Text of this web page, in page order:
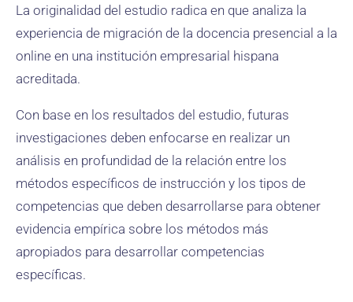
La originalidad del estudio radica en que analiza la
experiencia de migración de la docencia presencial a la
online en una institución empresarial hispana
acreditada.
Con base en los resultados del estudio, futuras
investigaciones deben enfocarse en realizar un
análisis en profundidad de la relación entre los
métodos específicos de instrucción y los tipos de
competencias que deben desarrollarse para obtener
evidencia empírica sobre los métodos más
apropiados para desarrollar competencias
específicas.